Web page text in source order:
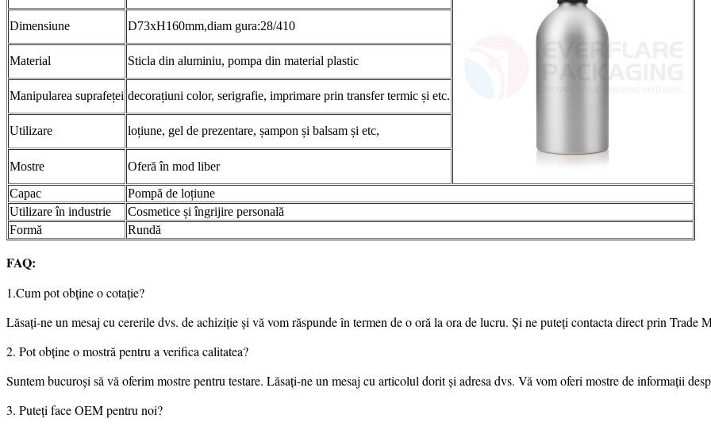
Dimensiune D73xH160mm,diam gura:28/410
Material Sticla din aluminiu, pompa din material plastic
Manipularea suprafeței decorațiuni color, serigrafie, imprimare prin transfer termic și etc.
Utilizare loțiune, gel de prezentare, șampon și balsam și etc,
Mostre
Oferă în mod liber
Capac
Pompă de loțiune
Utilizare în industrie
Cosmetice și îngrijire personală
Formă
Rundă
FAQ:
1.Cum pot obține o cotație?
Lăsați-ne un mesaj cu cererile dvs. de achiziție și vă vom răspunde în termen de o oră la ora de lucru. Și ne puteți contacta direct prin Trade
2. Pot obține o mostră pentru a verifica calitatea?
Suntem bucuroși să vă oferim mostre pentru testare. Lăsați-ne un mesaj cu articolul dorit și adresa dvs. Vă vom oferi mostre de informații
3. Puteți face OEM pentru noi?